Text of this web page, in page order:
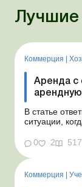
Лучшие
Коммерция
Аренда с
В статье
ситуации,
действовать
арендует у
Согласно
составляет 4
0 2 517
Коммерция |